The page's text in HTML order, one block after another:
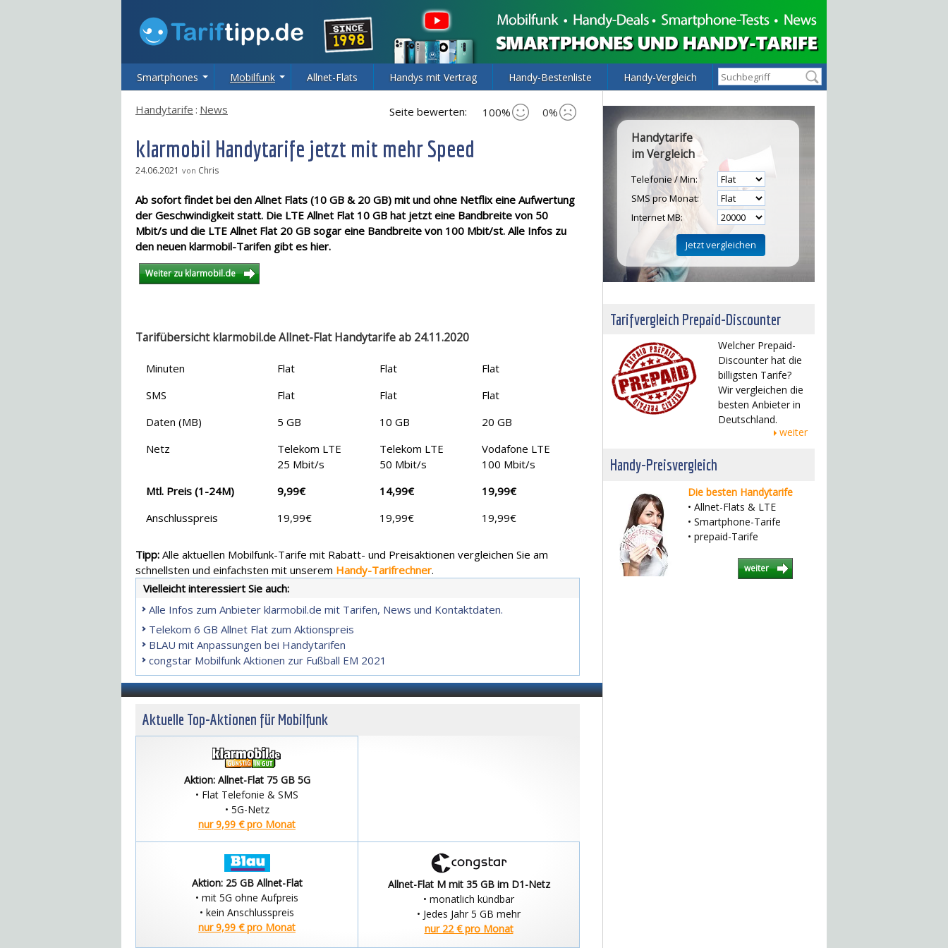
Smartphones Mobilfunk Allnet-Flats Handys mit Vertrag Handy-Bestenliste Handy-Vergleich
Seite bewerten: 100% 0%
Handytarife : News
klarmobil Handytarife jetzt mit mehr Speed
24.06.2021 von Chris
Ab sofort findet bei den Allnet Flats (10 GB & 20 GB) mit und ohne Netflix eine Aufwertung
der Geschwindigkeit statt. Die LTE Allnet Flat 10 GB hat jetzt eine Bandbreite von 50
Mbit/s und die LTE Allnet Flat 20 GB sogar eine Bandbreite von 100 Mbit/st. Alle Infos zu
den neuen klarmobil-Tarifen gibt es hier.
Weiter zu klarmobil.de
Tarifübersicht klarmobil.de Allnet-Flat Handytarife ab 24.11.2020
Minuten Flat Flat
Flat
SMS
Flat Flat
Flat
Daten (MB)
5 GB 10 GB
20 GB
Netz
Telekom LTE
25 Mbit/s
Telekom LTE
50 Mbit/s
Vodafone LTE
100 Mbit/s
Mtl. Preis (1-24M)
9,99€ 14,99€
19,99€
Anschlusspreis
19,99€ 19,99€ 19,99€
Tipp: Alle aktuellen Mobilfunk-Tarife mit Rabatt- und Preisaktionen vergleichen Sie am
schnellsten und einfachsten mit unserem Handy-Tarifrechner.
Vielleicht interessiert Sie auch:
Alle Infos zum Anbieter klarmobil.de mit Tarifen, News und Kontaktdaten.
Telekom 6 GB Allnet Flat zum Aktionspreis
BLAU mit Anpassungen bei Handytarifen
congstar Mobilfunk Aktionen zur Fußball EM 2021
Aktuelle Top-Aktionen für Mobilfunk
Aktion: Allnet-Flat 75 GB 5G
• Flat Telefonie & SMS
• 5G-Netz
nur 9,99 € pro Monat
Aktion: 25 GB Allnet-Flat
• mit 5G ohne Aufpreis
• kein Anschlusspreis
nur 9,99 € pro Monat
Allnet-Flat M mit 35 GB im D1-Netz
• monatlich kündbar
• Jedes Jahr 5 GB mehr
nur 22 € pro Monat
Handytarife
im Vergleich
Telefonie / Min:
SMS pro Monat:
Internet MB:
Tarifvergleich Prepaid-Discounter
Welcher Prepaid-
Discounter hat die
billigsten Tarife?
Wir vergleichen die
besten Anbieter in
Deutschland.
weiter
Handy-Preisvergleich
Die besten Handytarife
• Allnet-Flats & LTE
• Smartphone-Tarife
• prepaid-Tarife
weiter